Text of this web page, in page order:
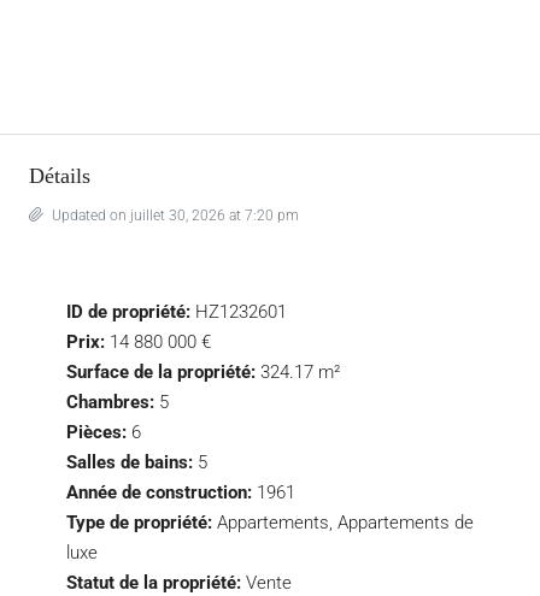
Détails
Updated on juillet 30, 2026 at 7:20 pm
ID de propriété: HZ1232601
Prix: 14 880 000 €
Surface de la propriété: 324.17 m²
Chambres: 5
Pièces: 6
Salles de bains: 5
Année de construction: 1961
Type de propriété: Appartements, Appartements de
luxe
Statut de la propriété: Vente